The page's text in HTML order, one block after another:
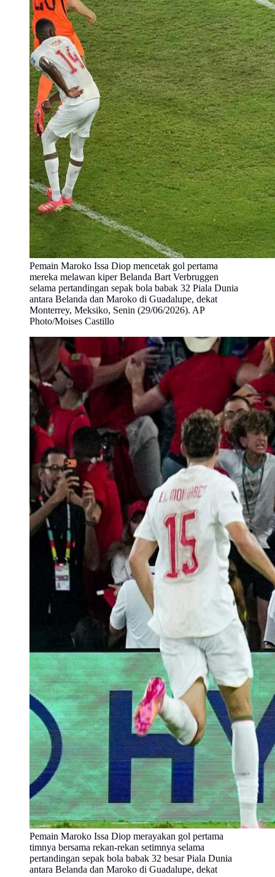
Pemain Maroko Issa Diop mencetak gol pertama
mereka melawan kiper Belanda Bart Verbruggen
selama pertandingan sepak bola babak 32 Piala Dunia
antara Belanda dan Maroko di Guadalupe, dekat
Monterrey, Meksiko, Senin (29/06/2026). AP
Photo/Moises Castillo
Pemain Maroko Issa Diop merayakan gol pertama
timnya bersama rekan-rekan setimnya selama
pertandingan sepak bola babak 32 besar Piala Dunia
antara Belanda dan Maroko di Guadalupe, dekat